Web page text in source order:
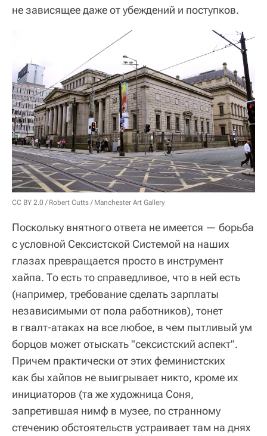
не зависящее даже от убеждений и поступков.
CC BY 2.0 / Robert Cutts / Manchester Art Gallery
Поскольку внятного ответа не имеется — борьба
с условной Сексистской Системой на наших
глазах превращается просто в инструмент
хайпа. То есть то справедливое, что в ней есть
(например, требование сделать зарплаты
независимыми от пола работников), тонет
в гвалт-атаках на все любое, в чем пытливый ум
борцов может отыскать "сексистский аспект".
Причем практически от этих феминистских
как бы хайпов не выигрывает никто, кроме их
инициаторов (та же художница Соня,
запретившая нимф в музее, по странному
стечению обстоятельств устраивает там на днях